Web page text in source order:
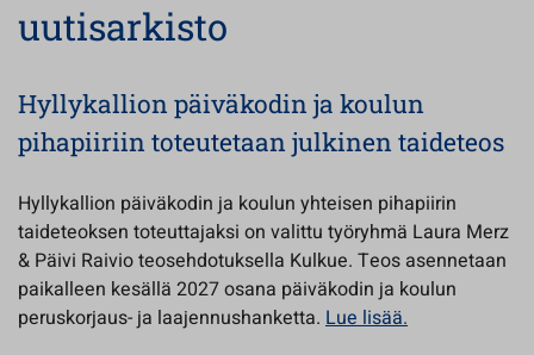
uutisarkisto
Hyllykallion päiväkodin ja koulun
pihapiiriin toteutetaan julkinen taideteos
Hyllykallion päiväkodin ja koulun yhteisen pihapiirin
taideteoksen toteuttajaksi on valittu työryhmä Laura Merz
& Päivi Raivio teosehdotuksella Kulkue. Teos asennetaan
paikalleen kesällä 2027 osana päiväkodin ja koulun
peruskorjaus- ja laajennushanketta. Lue lisää.